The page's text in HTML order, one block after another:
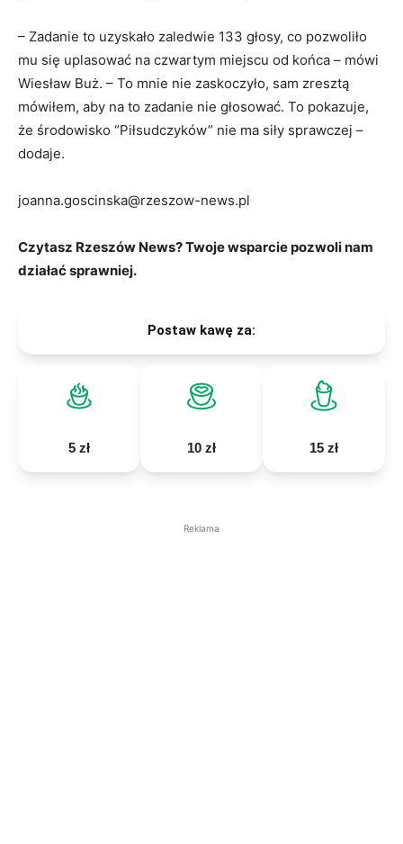
– Zadanie to uzyskało zaledwie 133 głosy, co pozwoliło
mu się uplasować na czwartym miejscu od końca – mówi
Wiesław Buż. – To mnie nie zaskoczyło, sam zresztą
mówiłem, aby na to zadanie nie głosować. To pokazuje,
że środowisko “Piłsudczyków” nie ma siły sprawczej –
dodaje.
joanna.goscinska@rzeszow-news.pl
Czytasz Rzeszów News? Twoje wsparcie pozwoli nam
działać sprawniej.
Postaw kawę za:
5 zł 10 zł 15 zł
Reklama